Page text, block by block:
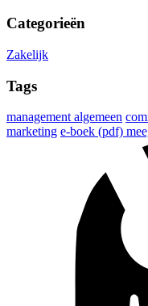
Categorieën
Zakelijk
Tags
management algemeen
marketing e-boek (pdf)